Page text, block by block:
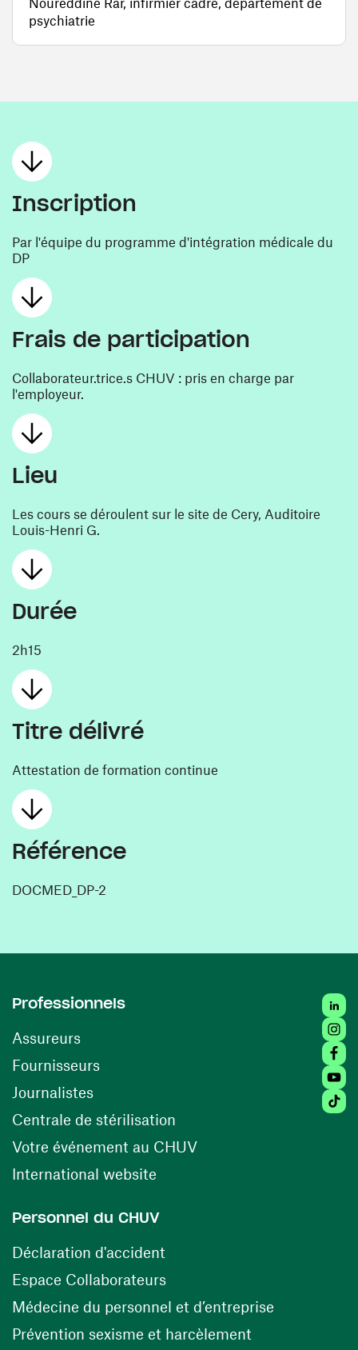
psychiatrie
Inscription
Par l'équipe du programme d'intégration médicale du
DP
Frais de participation
Collaborateur.trice.s CHUV : pris en charge par
l'employeur.
Lieu
Les cours se déroulent sur le site de Cery, Auditoire
Louis-Henri G.
Durée
2h15
Titre délivré
Attestation de formation continue
Référence
DOCMED_DP-2
Professionnels
Assureurs
Fournisseurs(ouvre une nouvelle fenêtre)
Journalistes
Centrale de stérilisation (ouvre une nouvelle
Votre événement au CHUV(ouvre une nouvelle
International website
Personnel du CHUV
Déclaration d'accident
Espace Collaborateurs(ouvre une nouvelle fenêtre)
Médecine du personnel et d’entreprise
Prévention sexisme et harcèlement